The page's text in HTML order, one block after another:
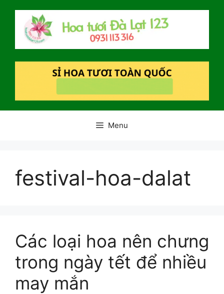
Menu
festival-hoa-dalat
Các loại hoa nên chưng
trong ngày tết để nhiều
may mắn